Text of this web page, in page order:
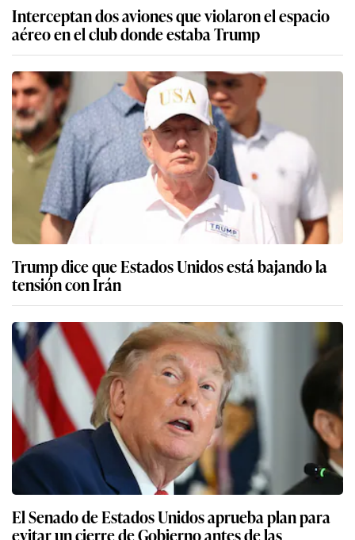
Interceptan dos aviones que violaron el espacio
aéreo en el club donde estaba Trump
Trump dice que Estados Unidos está bajando la
tensión con Irán
El Senado de Estados Unidos aprueba plan para
evitar un cierre de Gobierno antes de las